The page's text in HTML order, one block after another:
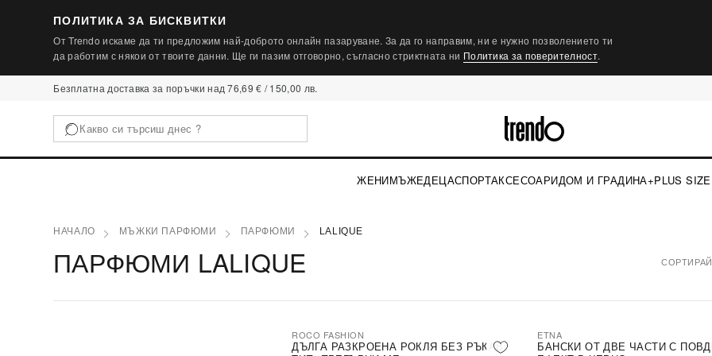
ПОЛИТИКА ЗА БИСКВИТКИ
От Trendo искаме да ти предложим най-доброто онлайн пазаруване. За да го направим, ни е нужно позволението ти
да работим с някои от твоите данни. Ще ги пазим отговорно, съгласно стриктната ни Политика за поверителност.
Безплатна доставка за поръчки над 76,69 € / 150,00 лв.
ЖЕНИМЪЖЕДЕЦАСПОРТАКСЕСОАРИДОМ И ГРАДИНА+PLUS SIZE
НАЧАЛО МЪЖКИ ПАРФЮМИ ПАРФЮМИ LALIQUE
ПАРФЮМИ LALIQUE
-30%
ROCO FASHION
ДЪЛГА РАЗКРОЕНА РОКЛЯ БЕЗ РЪКАВ
ETNA
БАНСКИ ОТ ДВЕ ЧАСТИ С